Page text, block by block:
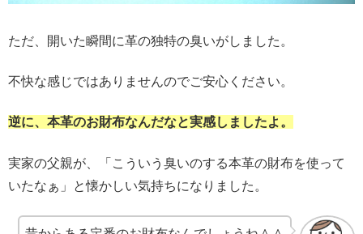
ただ、開いた瞬間に革の独特の臭いがしました。
不快な感じではありませんのでご安心ください。
逆に、本革のお財布なんだなと実感しましたよ。
実家の父親が、「こういう臭いのする本革の財布を使って
いたなぁ」と懐かしい気持ちになりました。